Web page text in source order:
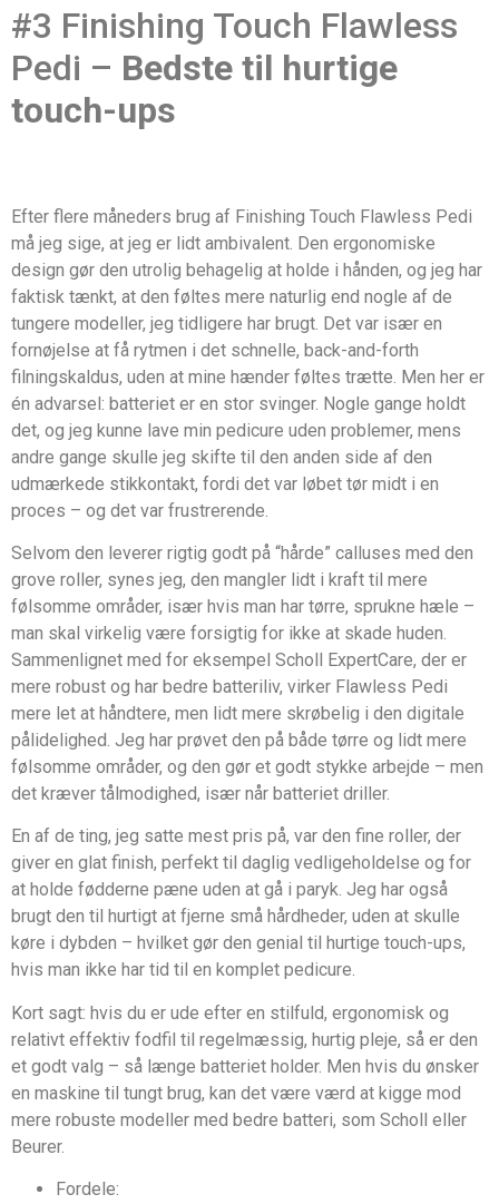
#3 Finishing Touch Flawless
Pedi – Bedste til hurtige
touch-ups
Efter flere måneders brug af Finishing Touch Flawless Pedi
må jeg sige, at jeg er lidt ambivalent. Den ergonomiske
design gør den utrolig behagelig at holde i hånden, og jeg har
faktisk tænkt, at den føltes mere naturlig end nogle af de
tungere modeller, jeg tidligere har brugt. Det var især en
fornøjelse at få rytmen i det schnelle, back-and-forth
filningskaldus, uden at mine hænder føltes trætte. Men her er
én advarsel: batteriet er en stor svinger. Nogle gange holdt
det, og jeg kunne lave min pedicure uden problemer, mens
andre gange skulle jeg skifte til den anden side af den
udmærkede stikkontakt, fordi det var løbet tør midt i en
proces – og det var frustrerende.
Selvom den leverer rigtig godt på “hårde” calluses med den
grove roller, synes jeg, den mangler lidt i kraft til mere
følsomme områder, især hvis man har tørre, sprukne hæle –
man skal virkelig være forsigtig for ikke at skade huden.
Sammenlignet med for eksempel Scholl ExpertCare, der er
mere robust og har bedre batteriliv, virker Flawless Pedi
mere let at håndtere, men lidt mere skrøbelig i den digitale
pålidelighed. Jeg har prøvet den på både tørre og lidt mere
følsomme områder, og den gør et godt stykke arbejde – men
det kræver tålmodighed, især når batteriet driller.
En af de ting, jeg satte mest pris på, var den fine roller, der
giver en glat finish, perfekt til daglig vedligeholdelse og for
at holde fødderne pæne uden at gå i paryk. Jeg har også
brugt den til hurtigt at fjerne små hårdheder, uden at skulle
køre i dybden – hvilket gør den genial til hurtige touch-ups,
hvis man ikke har tid til en komplet pedicure.
Kort sagt: hvis du er ude efter en stilfuld, ergonomisk og
relativt effektiv fodfil til regelmæssig, hurtig pleje, så er den
et godt valg – så længe batteriet holder. Men hvis du ønsker
en maskine til tungt brug, kan det være værd at kigge mod
mere robuste modeller med bedre batteri, som Scholl eller
Beurer.
Fordele: